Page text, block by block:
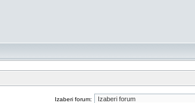
Izaberi forum: